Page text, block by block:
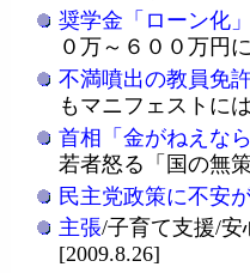
奨学金「ローン化
０万～６００万円
不満噴出の教員免
もマニフェストに
首相「金がねえな
若者怒る「国の無
民主党政策に不安
主張/子育て支援/安
[2009.8.26]